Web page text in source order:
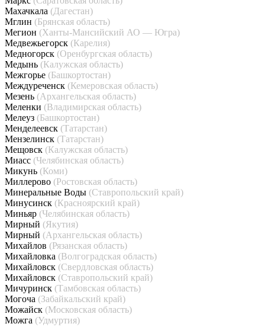
Махачкала (Дагестан)
Мглин (Брянская область)
Мегион (Ханты-Мансийский АО — Югра)
Медвежьегорск (Карелия)
Медногорск (Оренбургская область)
Медынь (Калужская область)
Межгорье (Башкортостан)
Междуреченск (Кемеровская область)
Мезень (Архангельская область)
Меленки (Владимирская область)
Мелеуз (Башкортостан)
Менделеевск (Татарстан)
Мензелинск (Татарстан)
Мещовск (Калужская область)
Миасс (Челябинская область)
Микунь (Коми)
Миллерово (Ростовская область)
Минеральные Воды (Ставропольский край)
Минусинск (Красноярский край)
Миньяр (Челябинская область)
Мирный (Якутия)
Мирный (Архангельская область)
Михайлов (Рязанская область)
Михайловка (Волгоградская область)
Михайловск (Свердловская область)
Михайловск (Ставропольский край)
Мичуринск (Тамбовская область)
Могоча (Забайкальский край)
Можайск (Московская область)
Можга (Удмуртия)